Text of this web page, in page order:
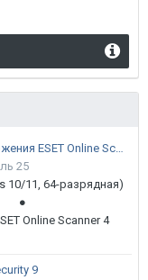
Новая версия бесплатного приложения ESET Online Scanner доступна пользователям
25
10/11, 64-разрядная)
Online Scanner 4
9